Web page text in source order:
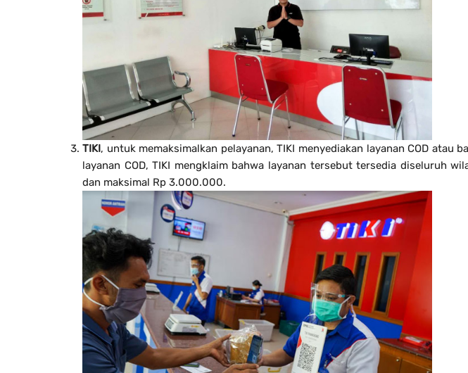
TIKI, untuk memaksimalkan pelayanan, TIKI menyediakan layanan COD atau
layanan COD, TIKI mengklaim bahwa layanan tersebut tersedia diseluruh
dan maksimal Rp 3.000.000.